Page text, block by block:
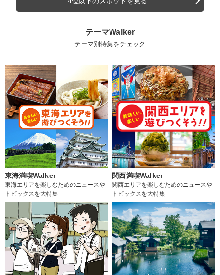
テーマWalker
テーマ別特集をチェック
東海満喫Walker
東海エリアを楽しむためのニュースや
トピックスを大特集
関西満喫Walker
関西エリアを楽しむためのニュースや
トピックスを大特集